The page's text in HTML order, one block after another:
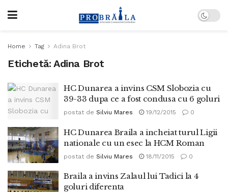
Home Tag Adina Brot
Etichetă: Adina Brot
HC Dunarea a invins CSM Slobozia cu
39-33 dupa ce a fost condusa cu 6 goluri
postat de Silviu Mares 19/12/2015 0
HC Dunarea Braila a incheiat turul Ligii
nationale cu un esec la HCM Roman
postat de Silviu Mares 18/11/2015 0
Braila a invins Zalaul lui Tadici la 4
goluri diferenta